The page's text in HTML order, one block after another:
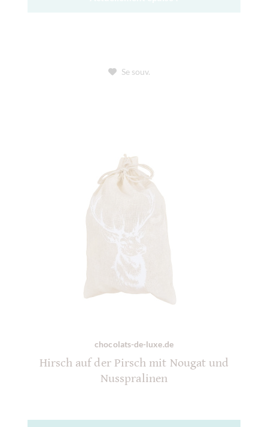
Se souv.
chocolats-de-luxe.de
Hirsch auf der Pirsch mit Nougat und
Nusspralinen